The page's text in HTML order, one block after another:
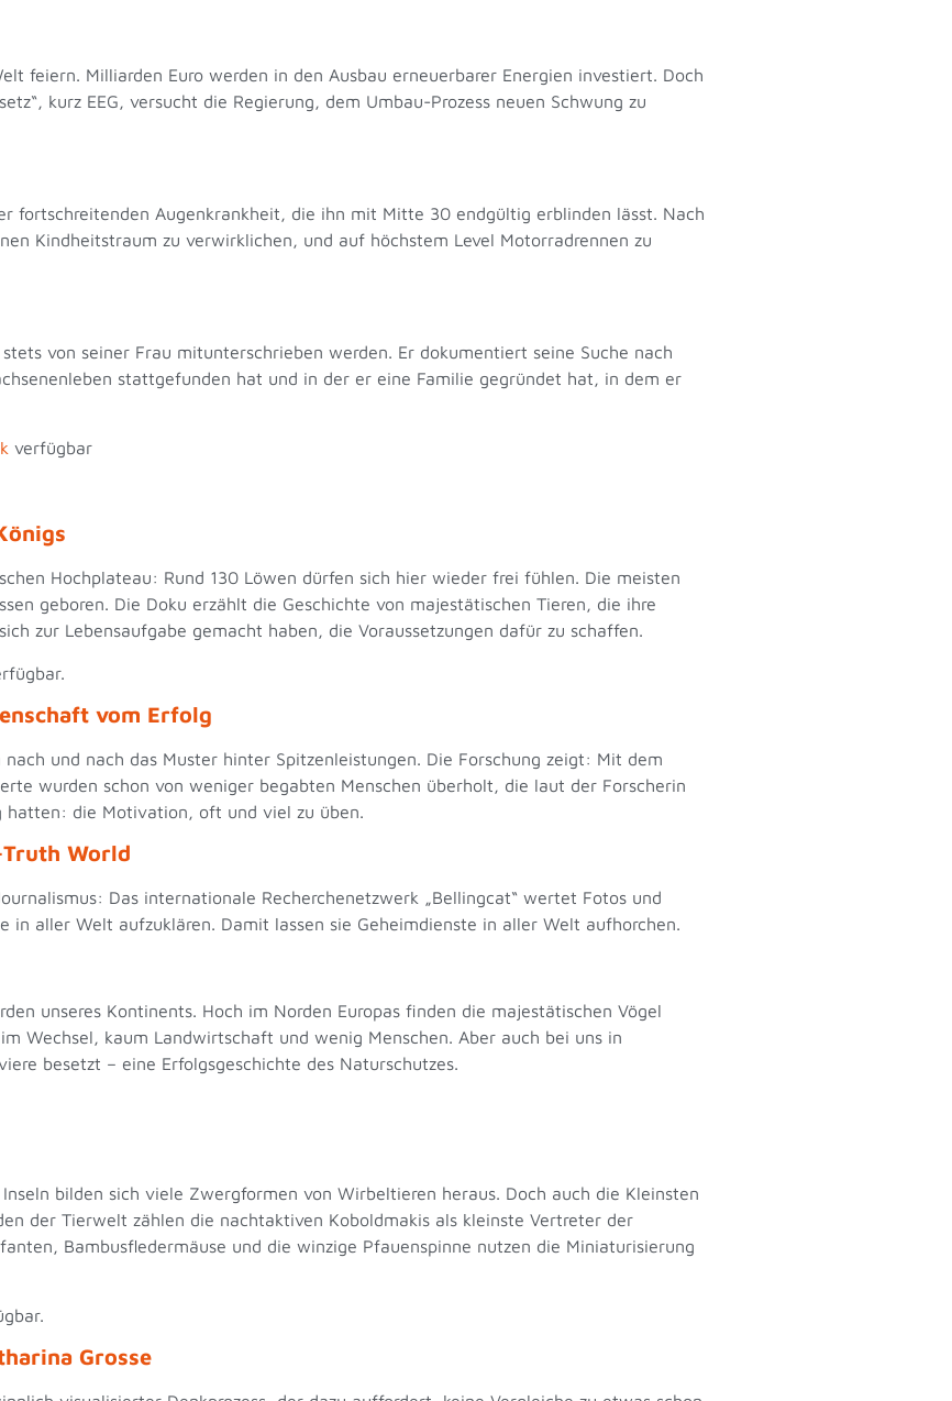
feiern. Milliarden Euro werden in den Ausbau erneuerbarer Energien investiert. Doch
kurz EEG, versucht die Regierung, dem Umbau-Prozess neuen Schwung zu
fortschreitenden Augenkrankheit, die ihn mit Mitte 30 endgültig erblinden lässt. Nach
Kindheitstraum zu verwirklichen, und auf höchstem Level Motorradrennen zu
von seiner Frau mitunterschrieben werden. Er dokumentiert seine Suche nach
stattgefunden hat und in der er eine Familie gegründet hat, in dem er
verfügbar
Hochplateau: Rund 130 Löwen dürfen sich hier wieder frei fühlen. Die meisten
geboren. Die Doku erzählt die Geschichte von majestätischen Tieren, die ihre
zur Lebensaufgabe gemacht haben, die Voraussetzungen dafür zu schaffen.
vom Erfolg
und nach das Muster hinter Spitzenleistungen. Die Forschung zeigt: Mit dem
wurden schon von weniger begabten Menschen überholt, die laut der Forscherin
hatten: die Motivation, oft und viel zu üben.
World
Das internationale Recherchenetzwerk „Bellingcat“ wertet Fotos und
in aller Welt aufzuklären. Damit lassen sie Geheimdienste in aller Welt aufhorchen.
unseres Kontinents. Hoch im Norden Europas finden die majestätischen Vögel
Wechsel, kaum Landwirtschaft und wenig Menschen. Aber auch bei uns in
besetzt – eine Erfolgsgeschichte des Naturschutzes.
bilden sich viele Zwergformen von Wirbeltieren heraus. Doch auch die Kleinsten
der Tierwelt zählen die nachtaktiven Koboldmakis als kleinste Vertreter der
Bambusfledermäuse und die winzige Pfauenspinne nutzen die Miniaturisierung
Grosse